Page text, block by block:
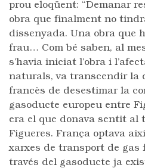
prou eloqüent: “Demanar
obra que finalment no
dissenyada. Una obra que
frau… Com bé saben, al
s’havia iniciat l’obra i
naturals, va transcendir la
francès de desestimar la
gasoducte europeu entre
era el que donava sentit al
Figueres. França optava
xarxes de transport de gas
través del gasoducte ja